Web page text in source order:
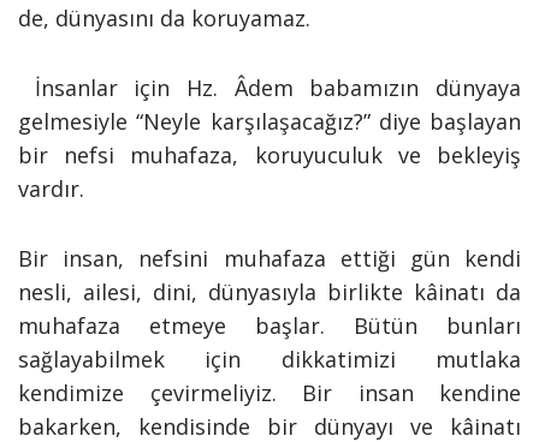
de, dünyasını da koruyamaz.
İnsanlar için Hz. Âdem babamızın dünyaya
gelmesiyle “Neyle karşılaşacağız?” diye başlayan
bir nefsi muhafaza, koruyuculuk ve bekleyiş
vardır.
Bir insan, nefsini muhafaza ettiği gün kendi
nesli, ailesi, dini, dünyasıyla birlikte kâinatı da
muhafaza etmeye başlar. Bütün bunları
sağlayabilmek için dikkatimizi mutlaka
kendimize çevirmeliyiz. Bir insan kendine
bakarken, kendisinde bir dünyayı ve kâinatı